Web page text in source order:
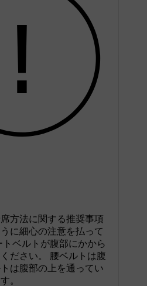
方法に関する推奨事項
に細心の注意を払って
トベルトが腹部にかから
ださい。 腰ベルトは腹
は腹部の上を通ってい
。